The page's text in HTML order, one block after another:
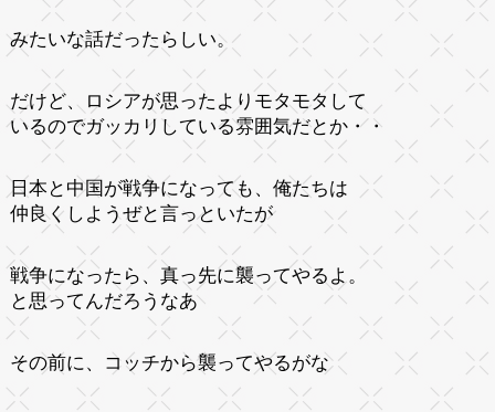
みたいな話だったらしい。
だけど、ロシアが思ったよりモタモタして
いるのでガッカリしている雰囲気だとか・・
日本と中国が戦争になっても、俺たちは
仲良くしようぜと言っといたが
戦争になったら、真っ先に襲ってやるよ。
と思ってんだろうなあ
その前に、コッチから襲ってやるがな